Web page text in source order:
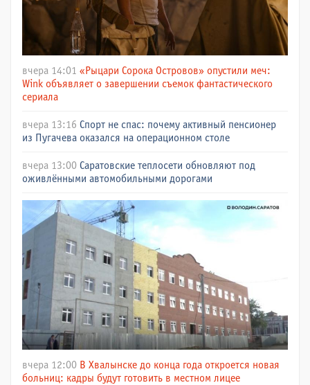
вчера 14:01 «Рыцари Сорока Островов» опустили меч:
Wink объявляет о завершении съемок фантастического
сериала
вчера 13:16 Спорт не спас: почему активный пенсионер
из Пугачева оказался на операционном столе
вчера 13:00 Саратовские теплосети обновляют под
оживлёнными автомобильными дорогами
вчера 12:00 В Хвалынске до конца года откроется новая
больниц: кадры будут готовить в местном лицее